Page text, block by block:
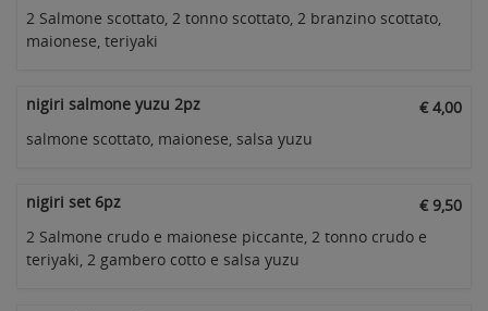
2 Salmone scottato, 2 tonno scottato, 2 branzino scottato,
maionese, teriyaki
nigiri salmone yuzu 2pz
€ 4,00
salmone scottato, maionese, salsa yuzu
nigiri set 6pz
€ 9,50
2 Salmone crudo e maionese piccante, 2 tonno crudo e
teriyaki, 2 gambero cotto e salsa yuzu